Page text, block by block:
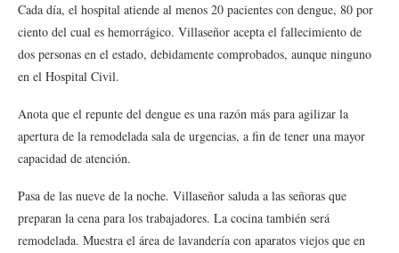
Cada día, el hospital atiende al menos 20 pacientes con dengue, 80 por
ciento del cual es hemorrágico. Villaseñor acepta el fallecimiento de
dos personas en el estado, debidamente comprobados, aunque ninguno
en el Hospital Civil.
Anota que el repunte del dengue es una razón más para agilizar la
apertura de la remodelada sala de urgencias, a fin de tener una mayor
capacidad de atención.
Pasa de las nueve de la noche. Villaseñor saluda a las señoras que
preparan la cena para los trabajadores. La cocina también será
remodelada. Muestra el área de lavandería con aparatos viejos que en